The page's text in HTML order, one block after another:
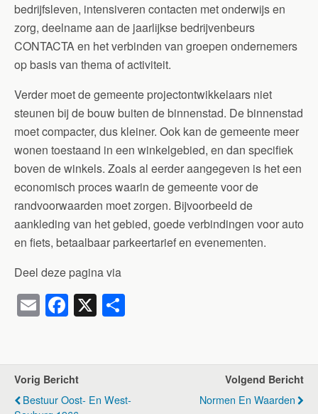
bedrijfsleven, intensiveren contacten met onderwijs en
zorg, deelname aan de jaarlijkse bedrijvenbeurs
CONTACTA en het verbinden van groepen ondernemers
op basis van thema of activiteit.
Verder moet de gemeente projectontwikkelaars niet
steunen bij de bouw buiten de binnenstad. De binnenstad
moet compacter, dus kleiner. Ook kan de gemeente meer
wonen toestaand in een winkelgebied, en dan specifiek
boven de winkels. Zoals al eerder aangegeven is het een
economisch proces waarin de gemeente voor de
randvoorwaarden moet zorgen. Bijvoorbeeld de
aankleding van het gebied, goede verbindingen voor auto
en fiets, betaalbaar parkeertarief en evenementen.
Deel deze pagina via
E
m
F
a
e
b
X
n
Vorig Bericht
Bestuur Oost- En West-
Volgend Bericht
Normen En Waarden